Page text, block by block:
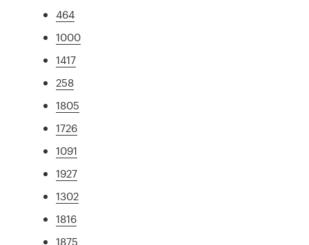
464
1000
1417
258
1805
1726
1091
1927
1302
1816
1875